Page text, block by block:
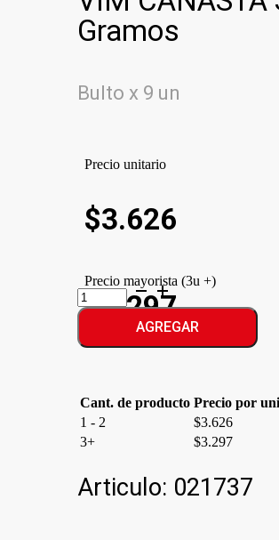
Gramos
Bulto x 9 un
Precio unitario
$3.626
Precio mayorista (3u +)
$3.297
VIM
CANASTA
S.PODER
6
AGREGAR
Cant. de producto Precio por
1 - 2
$3.626
3+
$3.297
Articulo: 021737